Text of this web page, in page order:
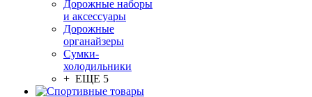
Дорожные наборы
и аксессуары
Дорожные
органайзеры
Сумки-
холодильники
+ ЕЩЕ 5